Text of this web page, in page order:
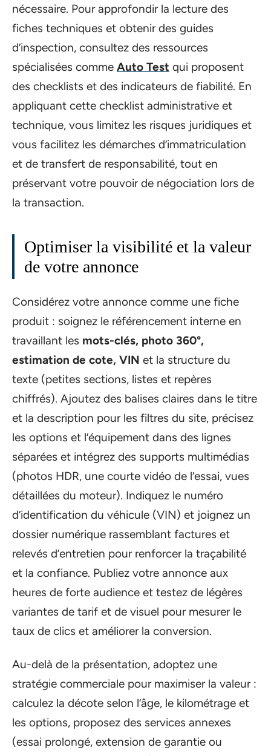
nécessaire. Pour approfondir la lecture des
fiches techniques et obtenir des guides
d’inspection, consultez des ressources
spécialisées comme Auto Test qui proposent
des checklists et des indicateurs de fiabilité. En
appliquant cette checklist administrative et
technique, vous limitez les risques juridiques et
vous facilitez les démarches d’immatriculation
et de transfert de responsabilité, tout en
préservant votre pouvoir de négociation lors de
la transaction.
Optimiser la visibilité et la valeur
de votre annonce
Considérez votre annonce comme une fiche
produit : soignez le référencement interne en
travaillant les mots-clés, photo 360°,
estimation de cote, VIN et la structure du
texte (petites sections, listes et repères
chiffrés). Ajoutez des balises claires dans le titre
et la description pour les filtres du site, précisez
les options et l’équipement dans des lignes
séparées et intégrez des supports multimédias
(photos HDR, une courte vidéo de l’essai, vues
détaillées du moteur). Indiquez le numéro
d’identification du véhicule (VIN) et joignez un
dossier numérique rassemblant factures et
relevés d’entretien pour renforcer la traçabilité
et la confiance. Publiez votre annonce aux
heures de forte audience et testez de légères
variantes de tarif et de visuel pour mesurer le
taux de clics et améliorer la conversion.
Au-delà de la présentation, adoptez une
stratégie commerciale pour maximiser la valeur :
calculez la décote selon l’âge, le kilométrage et
les options, proposez des services annexes
(essai prolongé, extension de garantie ou